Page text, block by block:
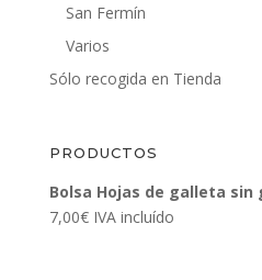
San Fermín
Varios
Sólo recogida en Tienda
PRODUCTOS
Bolsa Hojas de galleta sin
7,00€ IVA incluído